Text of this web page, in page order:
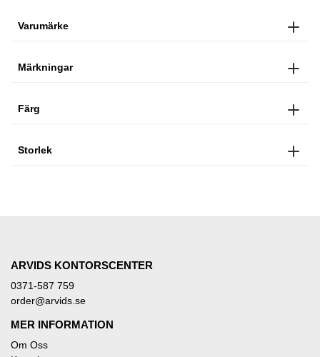
Varumärke
Märkningar
Färg
Storlek
ARVIDS KONTORSCENTER
0371-587 759
order@arvids.se
MER INFORMATION
Om Oss